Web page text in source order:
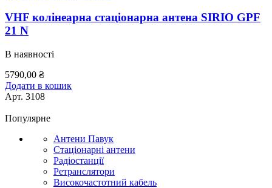
VHF колінеарна стаціонарна антена SIRIO GPF
21 N
В наявності
5790,00 ₴
Додати в кошик
Арт. 3108
Популярне
Антени Павук
Стаціонарні антени
Радіостанції
Ретранслятори
Високочастотний кабель